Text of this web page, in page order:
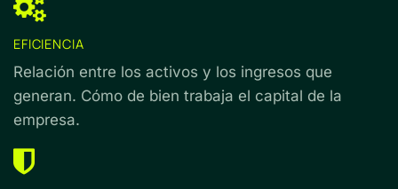
EFICIENCIA
Relación entre los activos y los ingresos que
generan. Cómo de bien trabaja el capital de la
empresa.